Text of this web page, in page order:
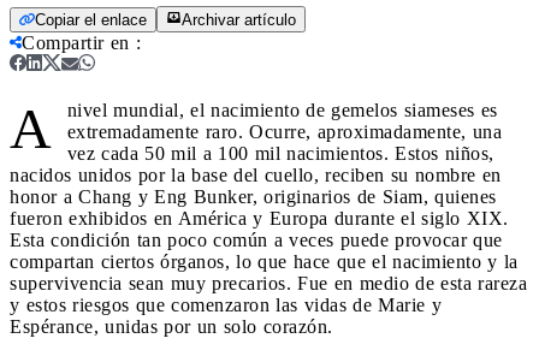
Copiar el enlace Archivar artículo
Compartir en :
A
nivel mundial, el nacimiento de gemelos siameses es
extremadamente raro. Ocurre, aproximadamente, una
vez cada 50 mil a 100 mil nacimientos. Estos niños,
nacidos unidos por la base del cuello, reciben su nombre en
honor a Chang y Eng Bunker, originarios de Siam, quienes
fueron exhibidos en América y Europa durante el siglo XIX.
Esta condición tan poco común a veces puede provocar que
compartan ciertos órganos, lo que hace que el nacimiento y la
supervivencia sean muy precarios. Fue en medio de esta rareza
y estos riesgos que comenzaron las vidas de Marie y
Espérance, unidas por un solo corazón.